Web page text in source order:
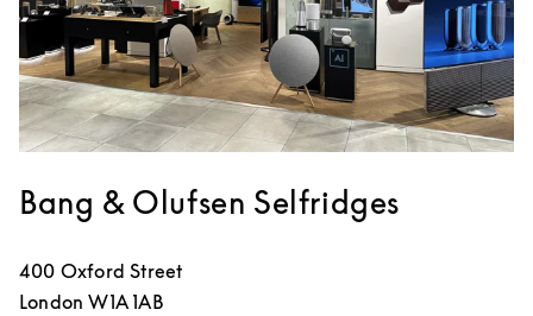
Bang & Olufsen Selfridges
400 Oxford Street
London W1A 1AB